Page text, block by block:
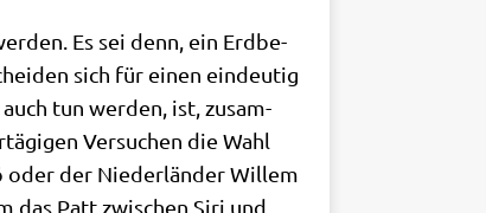
Es sei denn, ein Erd­be­
sich für einen ein­deu­tig
tun wer­den, ist, zusam­
Ver­su­chen die Wahl
oder der Nie­der­län­der Wil­lem
das Patt zwi­schen Siri und